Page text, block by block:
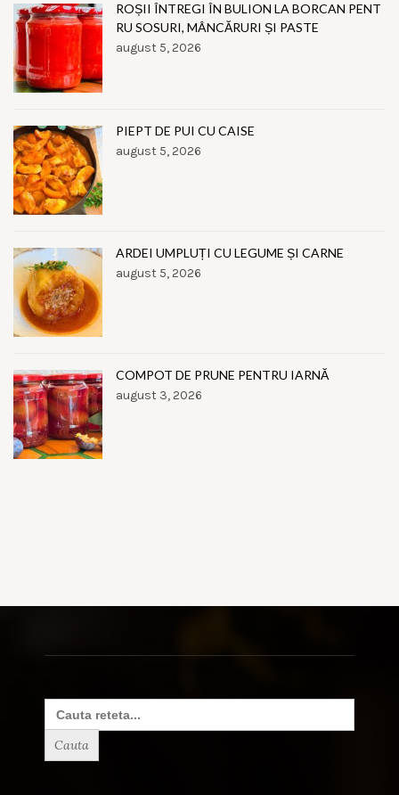
ROȘII ÎNTREGI ÎN BULION LA BORCAN PENT
RU SOSURI, MÂNCĂRURI ȘI PASTE
august 5, 2026
PIEPT DE PUI CU CAISE
august 5, 2026
ARDEI UMPLUȚI CU LEGUME ȘI CARNE
august 5, 2026
COMPOT DE PRUNE PENTRU IARNĂ
august 3, 2026
Search
for: